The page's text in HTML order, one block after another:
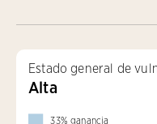
Estado general de
Alta
33% ganancia